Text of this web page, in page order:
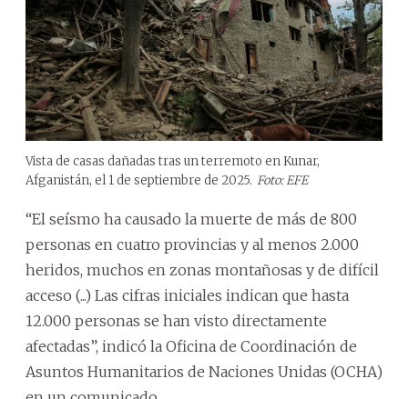
Vista de casas dañadas tras un terremoto en Kunar,
Afganistán, el 1 de septiembre de 2025. Foto: EFE
“El seísmo ha causado la muerte de más de 800
personas en cuatro provincias y al menos 2.000
heridos, muchos en zonas montañosas y de difícil
acceso (...) Las cifras iniciales indican que hasta
12.000 personas se han visto directamente
afectadas”, indicó la Oficina de Coordinación de
Asuntos Humanitarios de Naciones Unidas (OCHA)